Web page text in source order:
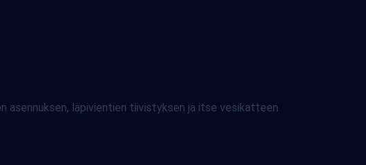
asennuksen, läpivientien tiivistyksen ja itse vesikatteen